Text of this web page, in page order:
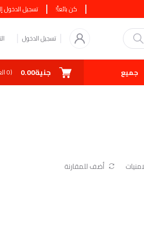
كن بائعاً! تسجيل الدخول
تسجيل الدخول
جميع البائعين كوبونات صفقة جنية0.00 (
0
أضف للمقارنة